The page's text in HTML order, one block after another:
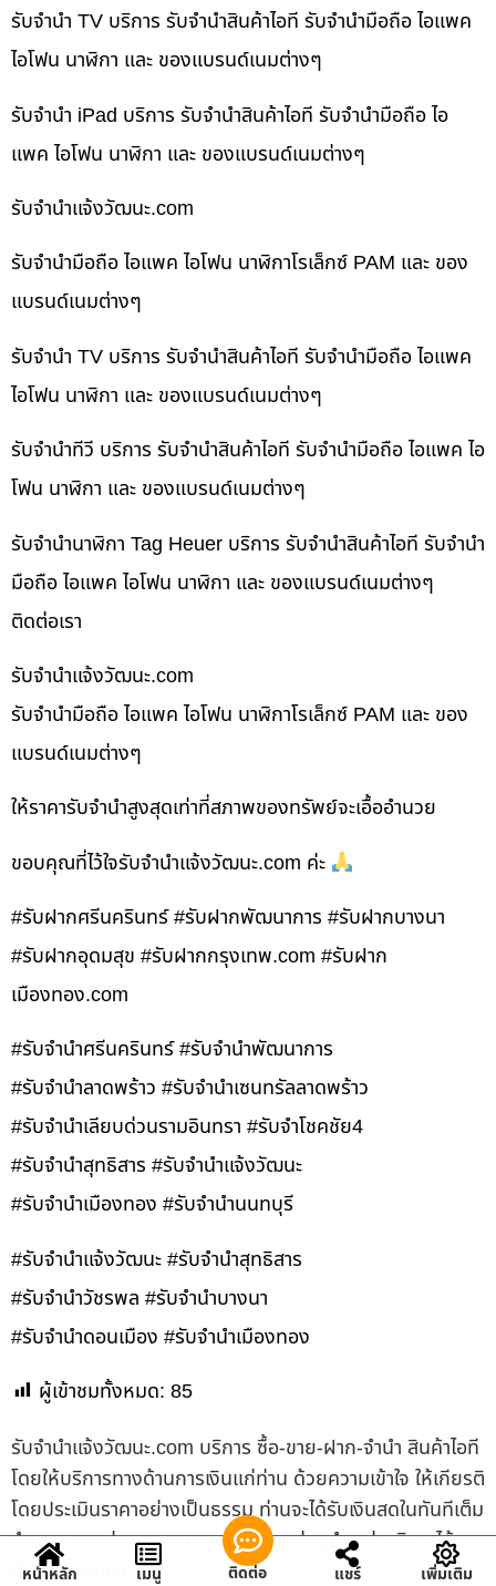
รับจำนำ TV บริการ รับจำนำสินค้าไอที รับจำนำมือถือ ไอแพค
ไอโฟน นาฬิกา และ ของแบรนด์เนมต่างๆ
รับจำนำ iPad บริการ รับจำนำสินค้าไอที รับจำนำมือถือ ไอ
แพค ไอโฟน นาฬิกา และ ของแบรนด์เนมต่างๆ
รับจํานําแจ้งวัฒนะ.com
รับจำนำมือถือ ไอแพค ไอโฟน นาฬิกาโรเล็กซ์ PAM และ ของ
แบรนด์เนมต่างๆ
รับจำนำ TV บริการ รับจำนำสินค้าไอที รับจำนำมือถือ ไอแพค
ไอโฟน นาฬิกา และ ของแบรนด์เนมต่างๆ
รับจำนำทีวี บริการ รับจำนำสินค้าไอที รับจำนำมือถือ ไอแพค ไอ
โฟน นาฬิกา และ ของแบรนด์เนมต่างๆ
รับจำนำนาฬิกา Tag Heuer บริการ รับจำนำสินค้าไอที รับจำนำ
มือถือ ไอแพค ไอโฟน นาฬิกา และ ของแบรนด์เนมต่างๆ
ติดต่อเรา
รับจํานําแจ้งวัฒนะ.com
รับจำนำมือถือ ไอแพค ไอโฟน นาฬิกาโรเล็กซ์ PAM และ ของ
แบรนด์เนมต่างๆ
ให้ราคารับจำนำสูงสุดเท่าที่สภาพของทรัพย์จะเอื้ออำนวย
ขอบคุณที่ไว้ใจรับจำนำแจ้งวัฒนะ.com ค่ะ
#รับฝากศรีนครินทร์ #รับฝากพัฒนาการ #รับฝากบางนา
#รับฝากอุดมสุข #รับฝากกรุงเทพ.com #รับฝาก
เมืองทอง.com
#รับจำนำศรีนครินทร์ #รับจำนำพัฒนาการ
#รับจำนำลาดพร้าว #รับจำนำเซนทรัลลาดพร้าว
#รับจำนำเลียบด่วนรามอินทรา #รับจำโชคชัย4
#รับจำนำสุทธิสาร #รับจำนำแจ้งวัฒนะ
#รับจำนำเมืองทอง #รับจำนำนนทบุรี
#รับจำนำแจ้งวัฒนะ #รับจำนำสุทธิสาร
#รับจำนำวัชรพล #รับจำนำบางนา
#รับจำนำดอนเมือง #รับจำนำเมืองทอง
ผู้เข้าชมทั้งหมด: 85
รับจํานําแจ้งวัฒนะ.com บริการ ซื้อ-ขาย-ฝาก-จำนำ สินค้าไอที
โดยให้บริการทางด้านการเงินแก่ท่าน ด้วยความเข้าใจ ให้เกียรติ
โดยประเมินราคาอย่างเป็นธรรม ท่านจะได้รับเงินสดในทันทีเต็ม
จำนวน และ ท่านสามารถวางแผนการผ่อนชำระค่าบริการได้
ด้วยตัวท่านเอง
หน้าหลัก เมนู ติดต่อ แชร์ เพิ่มเติม